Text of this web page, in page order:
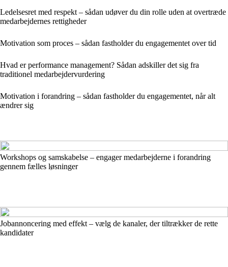
Ledelsesret med respekt – sådan udøver du din rolle uden at overtræde
medarbejdernes rettigheder
Motivation som proces – sådan fastholder du engagementet over tid
Hvad er performance management? Sådan adskiller det sig fra
traditionel medarbejdervurdering
Motivation i forandring – sådan fastholder du engagementet, når alt
ændrer sig
Workshops og samskabelse – engager medarbejderne i forandring
gennem fælles løsninger
Jobannoncering med effekt – vælg de kanaler, der tiltrækker de rette
kandidater